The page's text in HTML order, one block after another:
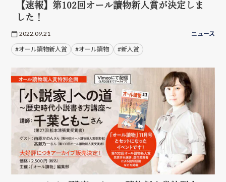
【速報】第102回オール讀物新人賞が決定しま
した！
2022.09.21 ニュース
#オール讀物新人賞 #オール讀物 #新人賞